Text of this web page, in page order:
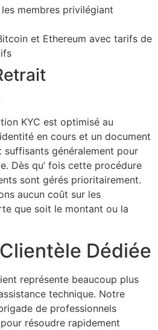
membres privilégiant
et Ethereum avec tarifs de
KYC est optimisé au
en cours et un document
généralement pour
Dès qu’ fois cette procédure
sont gérés prioritairement.
aucun coût sur les
que soit le montant ou la
Dédiée
représente beaucoup plus
technique. Notre
de professionnels
résoudre rapidement